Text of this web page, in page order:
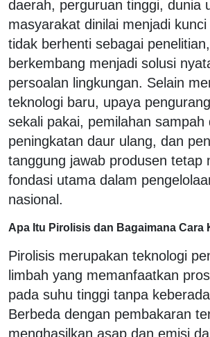
daerah, perguruan tinggi, dunia
masyarakat dinilai menjadi
tidak berhenti sebagai
berkembang menjadi solusi
persoalan lingkungan. Selain
teknologi baru, upaya
sekali pakai, pemilahan sampah
peningkatan daur ulang, dan
tanggung jawab produsen tetap
fondasi utama dalam
nasional.
Apa Itu Pirolisis dan Bagaimana Cara
Pirolisis merupakan teknologi
limbah yang memanfaatkan
pada suhu tinggi tanpa
Berbeda dengan pembakaran
menghasilkan asap dan emisi